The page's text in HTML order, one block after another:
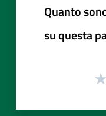
Quanto
su questa